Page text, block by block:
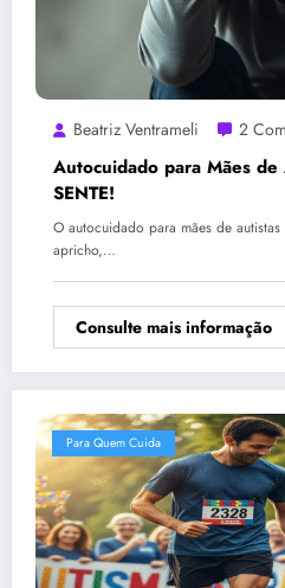
Beatriz Ventrameli 2
Autocuidado para Mães
SENTE!
O autocuidado para mães de
apricho,…
Consulte mais informação
Para Quem Cuida